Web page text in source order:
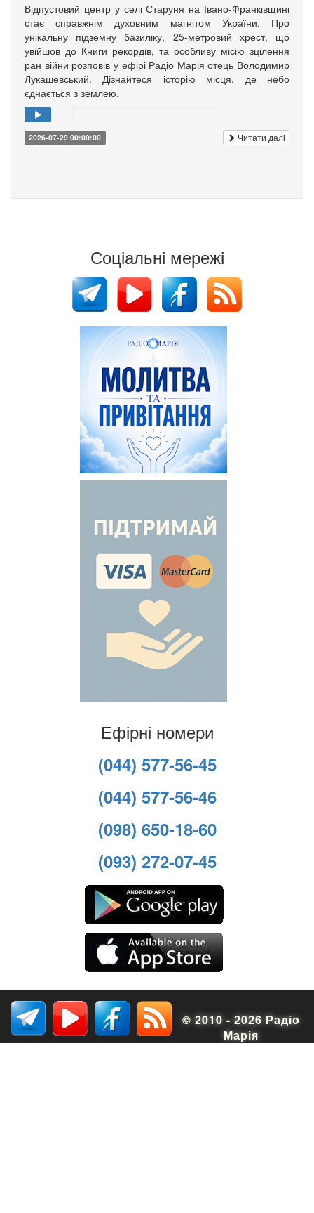
Відпустовий центр у селі Старуня на Івано-Франківщині
стає справжнім духовним магнітом України. Про
унікальну підземну базиліку, 25-метровий хрест, що
увійшов до Книги рекордів, та особливу місію зцілення
ран війни розповів у ефірі Радіо Марія отець Володимир
Лукашевський. Дізнайтеся історію місця, де небо
єднається з землею.
2026-07-29 00:00:00 Читати далі
Соціальні мережі
Ефірні номери
(044) 577-56-45
(044) 577-56-46
(098) 650-18-60
(093) 272-07-45
© 2010 - 2026 Радіо
Марія